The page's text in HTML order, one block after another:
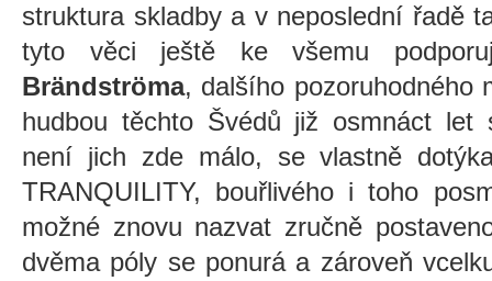
struktura skladby a v neposlední řadě
tyto věci ještě ke všemu
Brändströma, dalšího pozoruhodného
hudbou těchto Švédů již osmnáct let
není jich zde málo, se vlastně
TRANQUILITY, bouřlivého i toho
možné znovu nazvat zručně
dvěma póly se ponurá a zároveň